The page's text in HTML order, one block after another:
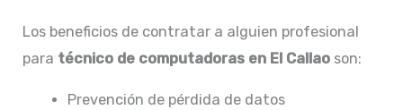
Los beneficios de contratar a alguien profesional
para técnico de computadoras en El Callao son:
Prevención de pérdida de datos